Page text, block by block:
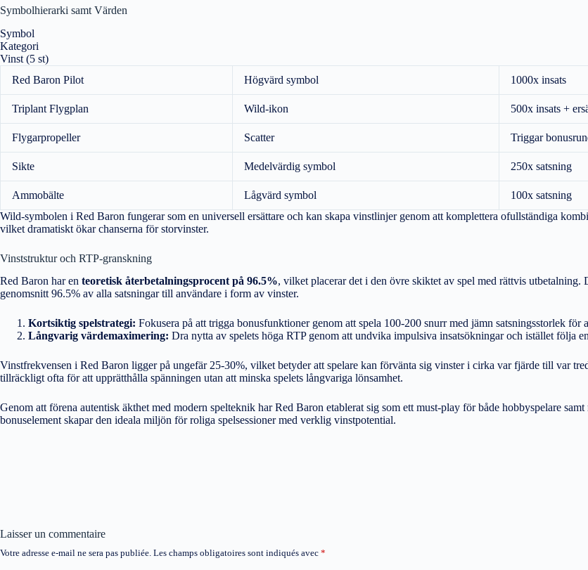
Symbolhierarki samt Värden
Symbol
Kategori
Vinst (5 st)
Red Baron Pilot
Högvärd symbol 1000x insats
Triplant Flygplan Wild-ikon 500x insats +
Flygarpropeller Scatter Triggar
Sikte Medelvärdig symbol 250x satsning
Ammobälte Lågvärd symbol
100x satsning
Wild-symbolen i Red Baron fungerar som en universell ersättare och kan skapa vinstlinjer genom att komplettera ofullständiga
vilket dramatiskt ökar chanserna för storvinster.
Vinststruktur och RTP-granskning
Red Baron har en teoretisk återbetalningsprocent på 96.5%, vilket placerar det i den övre skiktet av spel med rättvis utbetalning.
genomsnitt 96.5% av alla satsningar till användare i form av vinster.
Kortsiktig spelstrategi: Fokusera på att trigga bonusfunktioner genom att spela 100-200 snurr med jämn satsningsstorlek för
Långvarig värdemaximering: Dra nytta av spelets höga RTP genom att undvika impulsiva insatsökningar och istället följa
Vinstfrekvensen i Red Baron ligger på ungefär 25-30%, vilket betyder att spelare kan förvänta sig vinster i cirka var fjärde till var
tillräckligt ofta för att upprätthålla spänningen utan att minska spelets långvariga lönsamhet.
Genom att förena autentisk äkthet med modern spelteknik har Red Baron etablerat sig som ett must-play för både hobbyspelare
bonuselement skapar den ideala miljön för roliga spelsessioner med verklig vinstpotential.
Laisser un commentaire
Votre adresse e-mail ne sera pas publiée. Les champs obligatoires sont indiqués avec *